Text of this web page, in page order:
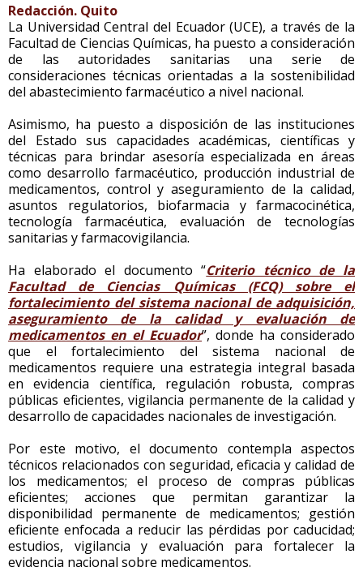
Redacción. Quito
La Universidad Central del Ecuador (UCE), a través de la
Facultad de Ciencias Químicas, ha puesto a consideración
de las autoridades sanitarias una serie de
consideraciones técnicas orientadas a la sostenibilidad
del abastecimiento farmacéutico a nivel nacional.
Asimismo, ha puesto a disposición de las instituciones
del Estado sus capacidades académicas, científicas y
técnicas para brindar asesoría especializada en áreas
como desarrollo farmacéutico, producción industrial de
medicamentos, control y aseguramiento de la calidad,
asuntos regulatorios, biofarmacia y farmacocinética,
tecnología farmacéutica, evaluación de tecnologías
sanitarias y farmacovigilancia.
Ha elaborado el documento “Criterio técnico de la
Facultad de Ciencias Químicas (FCQ) sobre el
fortalecimiento del sistema nacional de adquisición,
aseguramiento de la calidad y evaluación de
medicamentos en el Ecuador”, donde ha considerado
que el fortalecimiento del sistema nacional de
medicamentos requiere una estrategia integral basada
en evidencia científica, regulación robusta, compras
públicas eficientes, vigilancia permanente de la calidad y
desarrollo de capacidades nacionales de investigación.
Por este motivo, el documento contempla aspectos
técnicos relacionados con seguridad, eficacia y calidad de
los medicamentos; el proceso de compras públicas
eficientes; acciones que permitan garantizar la
disponibilidad permanente de medicamentos; gestión
eficiente enfocada a reducir las pérdidas por caducidad;
estudios, vigilancia y evaluación para fortalecer la
evidencia nacional sobre medicamentos.